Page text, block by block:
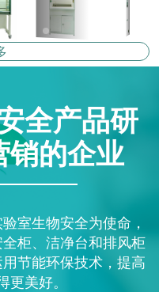
全产品研
销的企业
室生物安全为使命，
柜、洁净台和排风柜
节能环保技术，提高
更美好。